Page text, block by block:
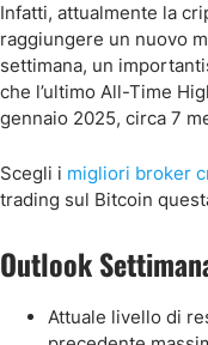
Infatti, attualmente la
raggiungere un nuovo
settimana, un
che l’ultimo All-Time
gennaio 2025, circa 7
Scegli i migliori broker
trading sul Bitcoin
Outlook
Attuale livello di